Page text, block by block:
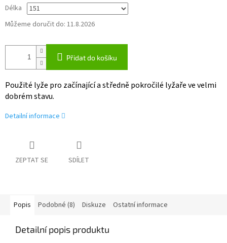
Délka
Můžeme doručit do: 11.8.2026
Přidat do košíku
Použité lyže pro začínající a středně pokročilé lyžaře ve velmi
dobrém stavu.
Detailní informace
ZEPTAT SE SDÍLET
Popis Podobné (8) Diskuze Ostatní informace
Detailní popis produktu